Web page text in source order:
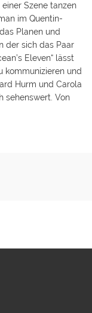
Szene tanzen
im Quentin-
Planen und
der sich das Paar
Eleven“ lässt
kommunizieren und
Hurm und Carola
sehenswert. Von